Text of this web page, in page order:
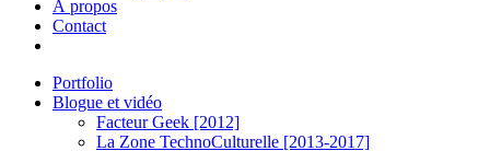
À propos
Contact
Portfolio
Blogue et vidéo
Facteur Geek [2012]
La Zone TechnoCulturelle [2013-2017]